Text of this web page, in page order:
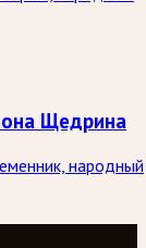
Щедрина
народный